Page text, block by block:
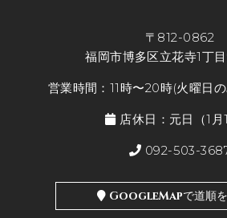
〒812-0862
福岡市博多区立花寺1丁
営業時間：11時〜20時(火曜日の
店休日：元日（1月1
092-503-
GoogleMapで道順を